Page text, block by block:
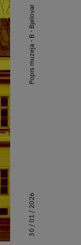
30 / 01 / 2026
Popis muzeja - B - Bjelovar